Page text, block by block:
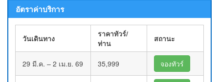
อัตราค่าบริการ
วันเดินทาง
ราคาทัวร์/
ท่าน
สถานะ
29 มี.ค. – 2 เม.ย. 69 35,999 จองทัวร์